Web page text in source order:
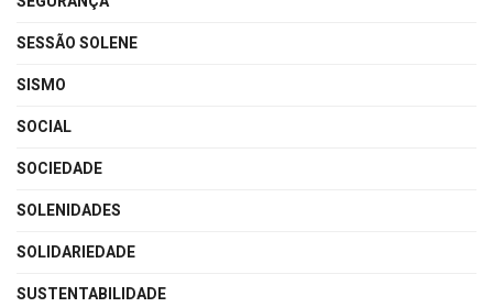
SESSÃO SOLENE
SISMO
SOCIAL
SOCIEDADE
SOLENIDADES
SOLIDARIEDADE
SUSTENTABILIDADE